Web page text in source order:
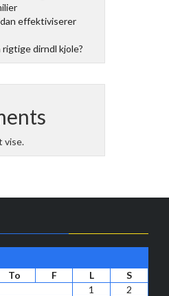
effektiviserer
dirndl kjole?
vise.
To F L
S
1
2